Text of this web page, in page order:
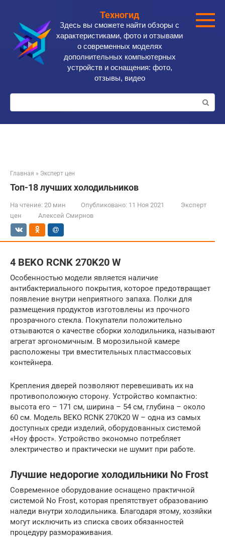
контенту
Техногид
Здесь вы сможете найти обзоры с
характеристиками, фото и отзывами
о современных моделях
дополнительных компьютерных
устройств и оснащения: фото,
отзывы, видео
Поиск:
Главная » Эксперт цен
Топ-18 лучших холодильников
На чтение: 20 мин Опубликовано: 11 Ноя 2021
Эксперт
цен
Алексей Смирнов
4 BEKO RCNK 270K20 W
Особенностью модели является наличие
антибактериального покрытия, которое предотвращает
появление внутри неприятного запаха. Полки для
размещения продуктов изготовлены из прочного
прозрачного стекла. Покупатели положительно
отзываются о качестве сборки холодильника, называют
агрегат эргономичным. В морозильной камере
расположены три вместительных пластмассовых
контейнера.
Крепления дверей позволяют перевешивать их на
противоположную сторону. Устройство компактно:
высота его – 171 см, ширина – 54 см, глубина – около
60 см. Модель BEKO RCNK 270K20 W – одна из самых
доступных среди изделий, оборудованных системой
«Ноу фрост». Устройство экономно потребляет
электричество и практически не шумит при работе.
Лучшие недорогие холодильники No Frost
Современное оборудование оснащено практичной
системой No Frost, которая препятствует образованию
наледи внутри холодильника. Благодаря этому, хозяйки
могут исключить из списка своих обязанностей
процедуру размораживания.